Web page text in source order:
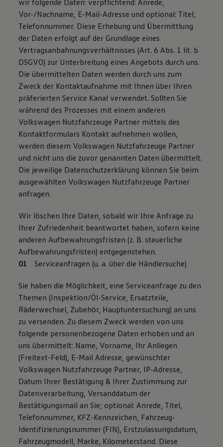
Bulli Magazin
Fahrzeugabholung ab Werk
Uptime
wir folgende Daten: verpflichtend: Anrede,
Vor-/Nachname, E-Mail-Adresse und optional: Titel,
Telefonnummer. Diese Erhebung und Übermittlung
der Daten erfolgt auf der Grundlage eines
Vertragsanbahnungsverhältnisses (Art. 6 Abs. 1 lit. b
DSGVO) zur Unterbreitung eines Angebots durch uns.
Die übermittelten Daten werden durch uns zum
Zweck der Kontaktaufnahme mit Ihnen über Ihren
präferierten Service Kanal verwendet. Sollten Sie
während des Prozesses mit einem anderen
Volkswagen Nutzfahrzeuge Partner mittels des
Kontaktformulars Kontakt aufnehmen wollen,
werden diesem Volkswagen Nutzfahrzeuge Partner
und nicht uns die zuvor genannten Daten übermittelt.
Die jeweilige Datenschutzerklärung können Sie beim
ausgewählten Volkswagen Nutzfahrzeuge Partner
anfragen.
Wir löschen Ihre Daten, sobald wir Ihre Anfrage zu
Ihrer Zufriedenheit beantwortet haben, sofern keine
anderen Aufbewahrungsfristen (z. B. steuerliche
Aufbewahrungsfristen) entgegenstehen.
Serviceanfragen (u. a. über die Händlersuche)
Sie haben die Möglichkeit, eine Serviceanfrage zu den
Themen (Inspektion/Öl-Service, Ersatzteile,
Räderwechsel, Zubehör, Hauptuntersuchung) an uns
zu versenden. Zu diesem Zweck werden von uns
folgende personenbezogene Daten erhoben und an
uns übermittelt: Name, Vorname, Ihr Anliegen
(Freitext-Feld), E-Mail Adresse, gewünschter
Volkswagen Nutzfahrzeuge Partner, IP-Adresse,
Datum Ihrer Bestätigung & Ihrer Zustimmung zur
Datenverarbeitung, Versanddatum der
Bestätigungsmail an Sie; optional: Anrede, Titel,
Telefonnummer, KFZ-Kennzeichen, Fahrzeug-
Identifizierungsnummer (FIN), Erstzulassungsdatum,
Fahrzeugmodell, Marke, Kilometerstand. Diese